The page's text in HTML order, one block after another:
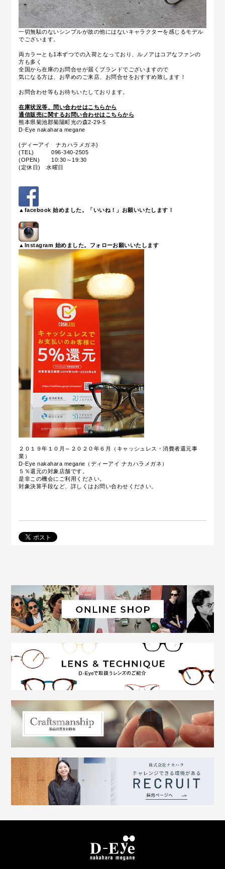
一切無駄のないシンプルが故の他にはないキャラクターを感じるモデル
でございます。
両カラーとも1本ずつでの入荷となっており、ルノアはコアなファンの
方も多く
全国から在庫のお問合せが届くブランドでございますので
気になる方は、お早めのご来店、お問合せをおすすめ致します！
お問合わせ等もお待ちいたしております。
在庫状況等、問い合わせはこちらから
通信販売に関するお問い合わせはこちらから
熊本県菊池郡菊陽町光の森2-29-5
D-Eye nakahara megane
(ディーアイ ナカハラメガネ)
(TEL) 096-340-2505
(OPEN) 10:30～19:30
(定休日) 水曜日
▲facebook 始めました。「いいね！」お願いいたします！
▲Instagram 始めました。フォローお願いいたします
２０１９年１０月～２０２０年６月（キャッシュレス・消費者還元事
業）
D-Eye nakahara megane（ディーアイ ナカハラメガネ）
５％還元の対象店舗です。
是非この機会にご利用ください。
対象決算手段など、詳しくはお問い合わせください。